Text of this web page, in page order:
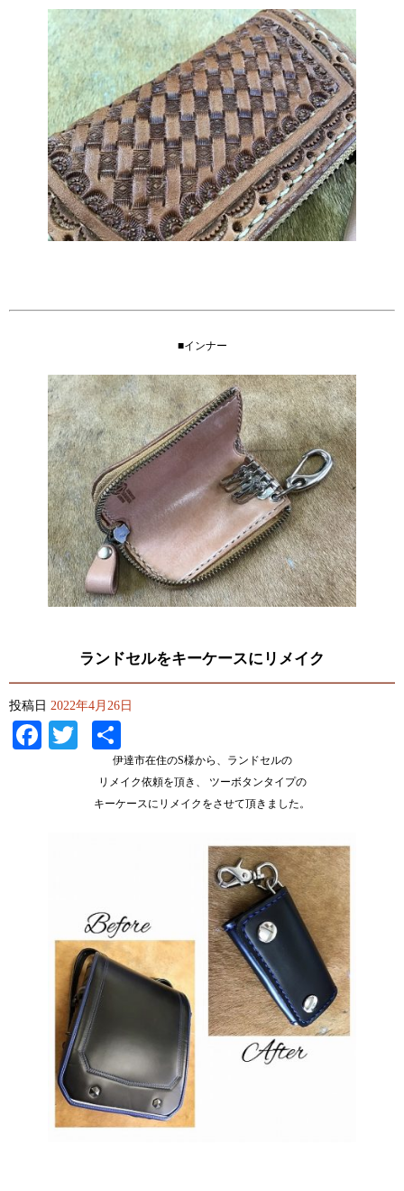
■インナー
ランドセルをキーケースにリメイク
投稿日 2022年4月26日
Facebook
Twitter
有
伊達市在住のS様から、ランドセルの
リメイク依頼を頂き、 ツーボタンタイプの
キーケースにリメイクをさせて頂きました。